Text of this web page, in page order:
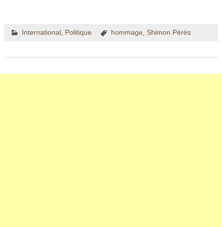
International, Politique hommage Shimon Pérès